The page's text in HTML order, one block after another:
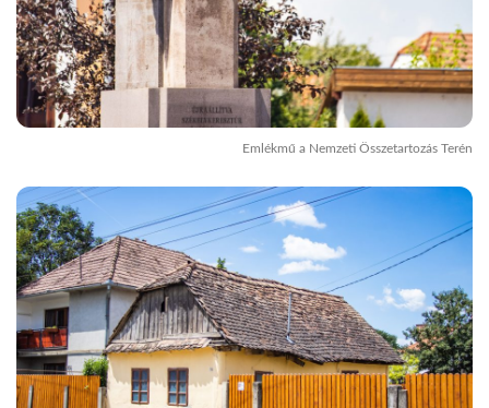
Emlékmű a Nemzeti Összetartozás Terén